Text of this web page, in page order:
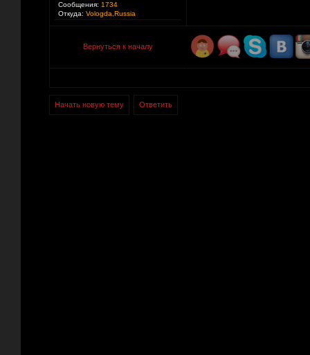
Сообщения: 1734
Откуда: Vologda,Russia
Вернуться к началу
Начать новую тему Ответить